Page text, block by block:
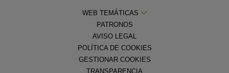
WEB TEMÁTICAS
PATRONOS
AVISO LEGAL
POLÍTICA DE COOKIES
GESTIONAR COOKIES
TRANSPARENCIA